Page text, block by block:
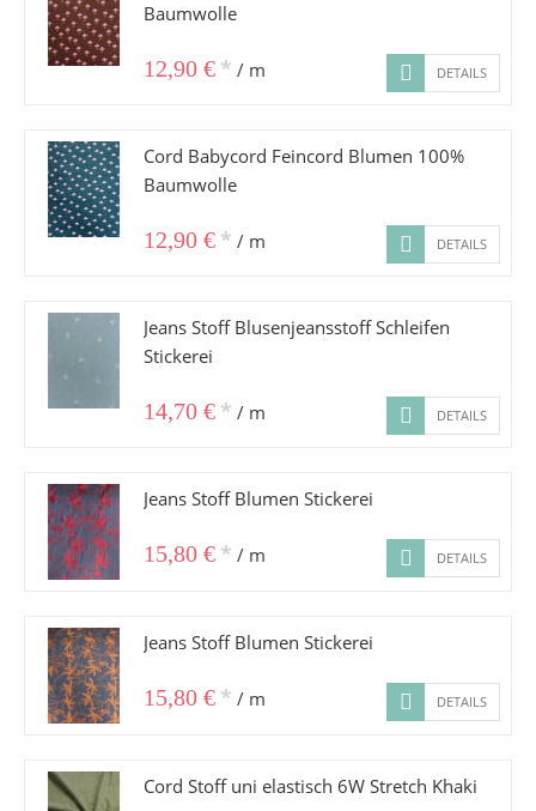
Baumwolle
12,90 € * / m DETAILS
Cord Babycord Feincord Blumen 100%
Baumwolle
12,90 € * / m DETAILS
Jeans Stoff Blusenjeansstoff Schleifen
Stickerei
14,70 € * / m DETAILS
Jeans Stoff Blumen Stickerei
15,80 € * / m DETAILS
Jeans Stoff Blumen Stickerei
15,80 € * / m DETAILS
Cord Stoff uni elastisch 6W Stretch Khaki